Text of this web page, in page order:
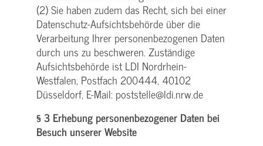
(2) Sie haben zudem das Recht, sich bei einer
Datenschutz-Aufsichtsbehörde über die
Verarbeitung Ihrer personenbezogenen Daten
durch uns zu beschweren. Zuständige
Aufsichtsbehörde ist LDI Nordrhein-
Westfalen, Postfach 200444, 40102
Düsseldorf, E-Mail: poststelle@ldi.nrw.de
§ 3 Erhebung personenbezogener Daten bei
Besuch unserer Website